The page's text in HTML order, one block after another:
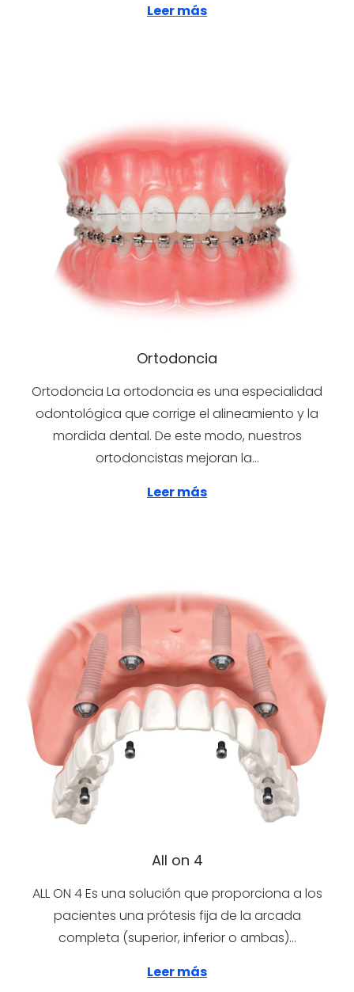
Leer más
Ortodoncia
Ortodoncia La ortodoncia es una especialidad
odontológica que corrige el alineamiento y la
mordida dental. De este modo, nuestros
ortodoncistas mejoran la…
Leer más
All on 4
ALL ON 4 Es una solución que proporciona a los
pacientes una prótesis fija de la arcada
completa (superior, inferior o ambas)…
Leer más